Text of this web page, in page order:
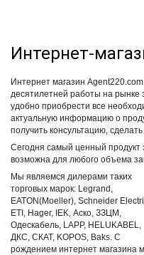
Интернет-
Интернет магазин
десятилетней работы на рынке
удобно приобрести все
актуальную информацию о
получить консультацию,
Сегодня самый ценный продукт
возможна для любого объема
Мы являемся дилерами таких
торговых марок: Legrand,
EATON(Moeller), Schneider
ЕТІ, Hager, IEK, Аско, ЗЗЦМ,
Одескабель, LAPP, HELUKABEL,
ДКС, СКАТ, KOPOS, Baks. С
рождением интернет магазина